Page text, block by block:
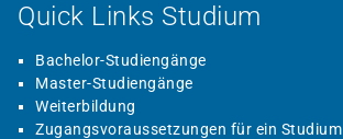
Quick Links Studium
Bachelor-Studiengänge
Master-Studiengänge
Weiterbildung
Zugangsvoraussetzungen für ein Studium